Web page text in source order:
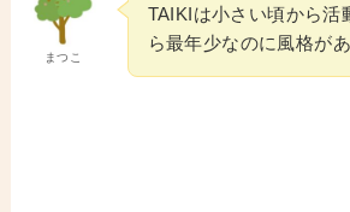
まつこ
TAIKIは小さい頃から活
ら最年少なのに風格が